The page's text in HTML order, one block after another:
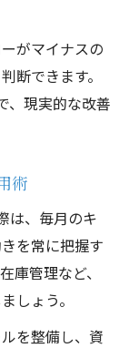
がマイナスの
断できます。
、現実的な改善
術
は、毎月のキ
を常に把握す
庫管理など、
しょう。
を整備し、資